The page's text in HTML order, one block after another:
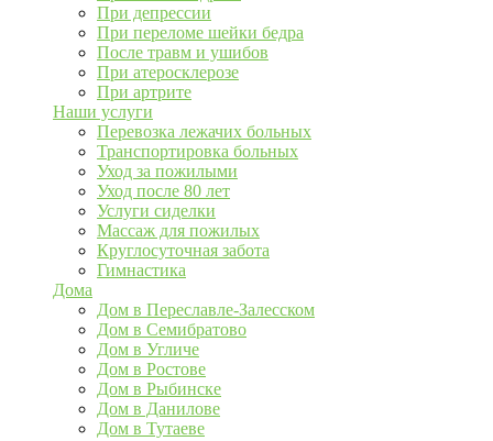
При депрессии
При переломе шейки бедра
После травм и ушибов
При атеросклерозе
При артрите
Наши услуги
Перевозка лежачих больных
Транспортировка больных
Уход за пожилыми
Уход после 80 лет
Услуги сиделки
Массаж для пожилых
Круглосуточная забота
Гимнастика
Дома
Дом в Переславле-Залесском
Дом в Семибратово
Дом в Угличе
Дом в Ростове
Дом в Рыбинске
Дом в Данилове
Дом в Тутаеве